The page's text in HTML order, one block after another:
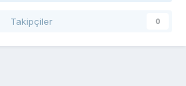
Takipçiler 0